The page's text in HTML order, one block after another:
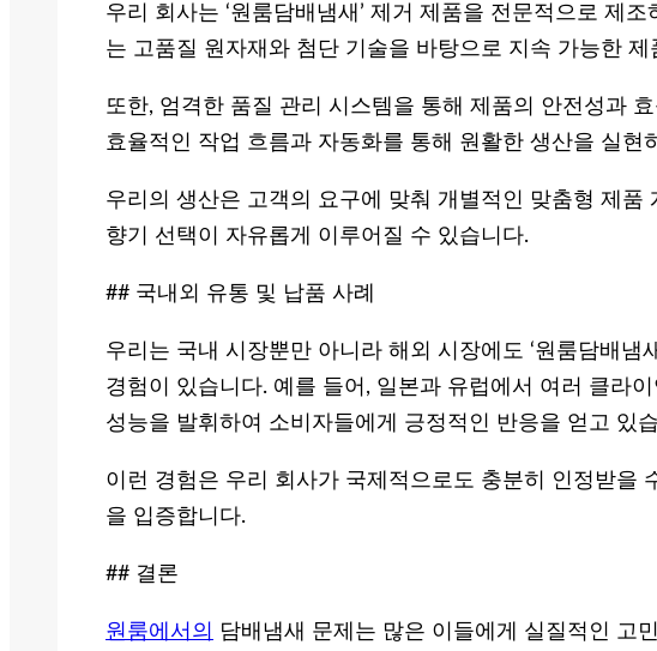
우리 회사는 ‘원룸담배냄새’ 제거 제품을 전문적으로 제
는 고품질 원자재와 첨단 기술을 바탕으로 지속 가능한
또한, 엄격한 품질 관리 시스템을 통해 제품의 안전성과
효율적인 작업 흐름과 자동화를 통해 원활한 생산을 실현
우리의 생산은 고객의 요구에 맞춰 개별적인 맞춤형 제품
향기 선택이 자유롭게 이루어질 수 있습니다.
## 국내외 유통 및 납품 사례
우리는 국내 시장뿐만 아니라 해외 시장에도 ‘원룸담배냄
경험이 있습니다. 예를 들어, 일본과 유럽에서 여러 클라
성능을 발휘하여 소비자들에게 긍정적인 반응을 얻고 있
이런 경험은 우리 회사가 국제적으로도 충분히 인정받을
을 입증합니다.
## 결론
원룸에서의
담배냄새 문제는 많은 이들에게 실질적인 고